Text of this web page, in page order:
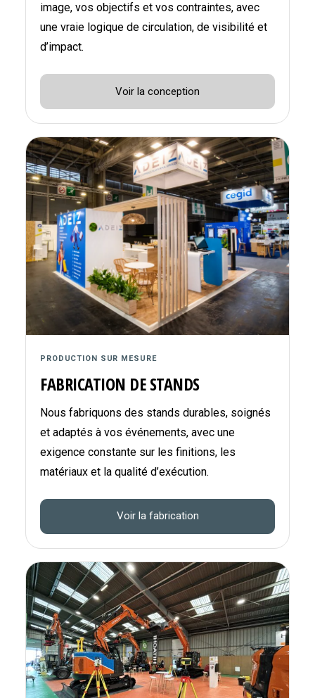
image, vos objectifs et vos contraintes, avec
une vraie logique de circulation, de visibilité et
d’impact.
Voir la conception
PRODUCTION SUR MESURE
FABRICATION DE STANDS
Nous fabriquons des stands durables, soignés
et adaptés à vos événements, avec une
exigence constante sur les finitions, les
matériaux et la qualité d’exécution.
Voir la fabrication